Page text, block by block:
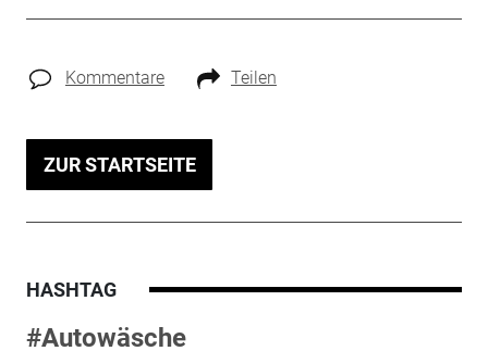
Kommentare Teilen
ZUR STARTSEITE
HASHTAG
#Autowäsche